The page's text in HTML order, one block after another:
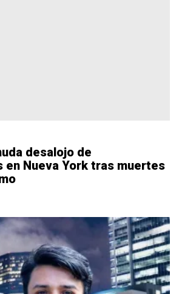
desalojo de
en Nueva York tras muertes